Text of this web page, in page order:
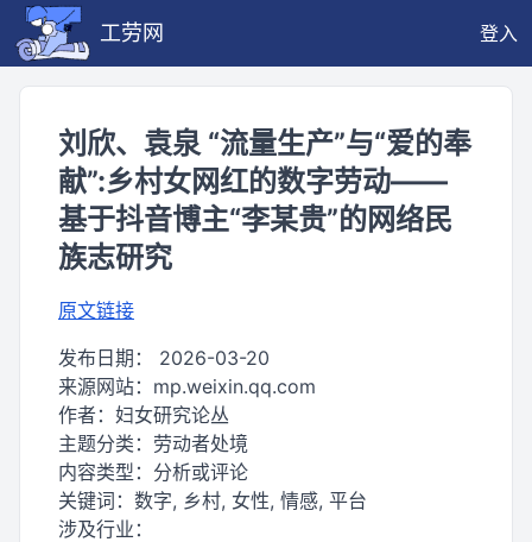
工劳网 登入
刘欣、袁泉 “流量生产”与“爱的奉
献”:乡村女网红的数字劳动——
基于抖音博主“李某贵”的网络民
族志研究
原文链接
发布日期： 2026-03-20
来源网站： mp.weixin.qq.com
作者： 妇女研究论丛
主题分类： 劳动者处境
内容类型： 分析或评论
关键词： 数字, 乡村, 女性, 情感, 平台
涉及行业：